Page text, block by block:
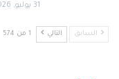
31 يوليو, 2026
السابق التالي 1 من 574